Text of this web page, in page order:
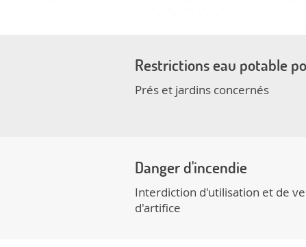
Restrictions eau potable
Prés et jardins concernés
Danger d'incendie
Interdiction d'utilisation et de
d'artifice